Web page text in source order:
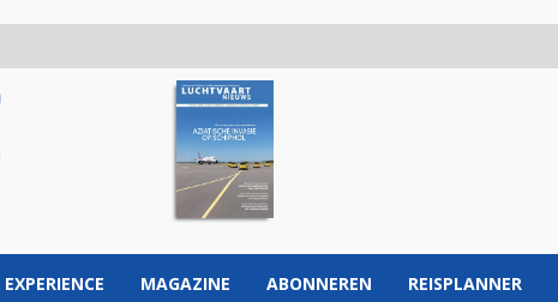
EXPERIENCE MAGAZINE ABONNEREN REISPLANNER